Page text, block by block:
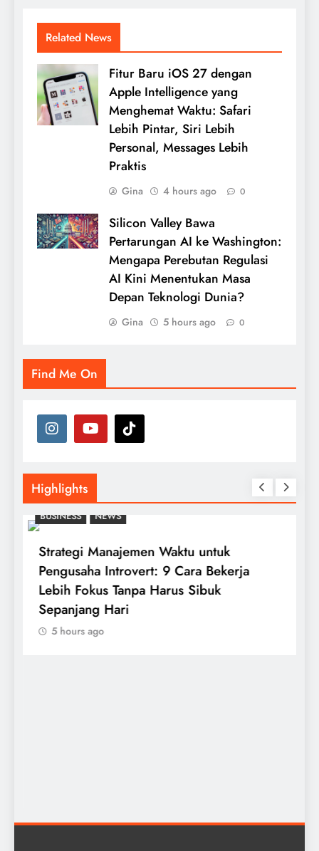
Related News
Fitur Baru iOS 27 dengan
Apple Intelligence yang
Menghemat Waktu: Safari
Lebih Pintar, Siri Lebih
Personal, Messages Lebih
Praktis
Gina 4 hours ago 0
Silicon Valley Bawa
Pertarungan AI ke Washington:
Mengapa Perebutan Regulasi
AI Kini Menentukan Masa
Depan Teknologi Dunia?
Gina 5 hours ago 0
Find Me On
Highlights
BUSINESS NEWS
Strategi Manajemen Waktu untuk
Pengusaha Introvert: 9 Cara Bekerja
Lebih Fokus Tanpa Harus Sibuk
Sepanjang Hari
5 hours ago